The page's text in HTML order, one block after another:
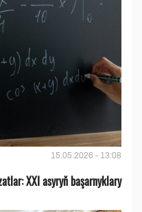
15.05.2026 - 13:08
XXI asyryň başarnyklary